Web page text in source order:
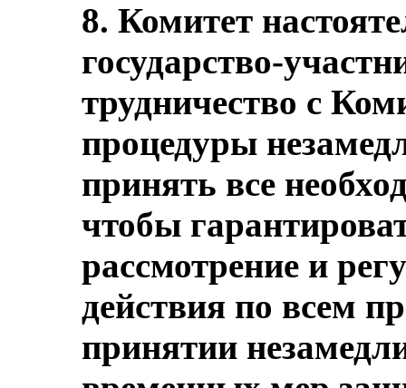
8. Комитет
государство-
трудничество с
процедуры
принять все
чтобы
рассмотрение и
действия по всем
принятии